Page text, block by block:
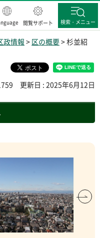
閲覧サポート 検索・メニュー
政情報 > 区の概要> 杉並紹
更新日 : 2025年6月12日